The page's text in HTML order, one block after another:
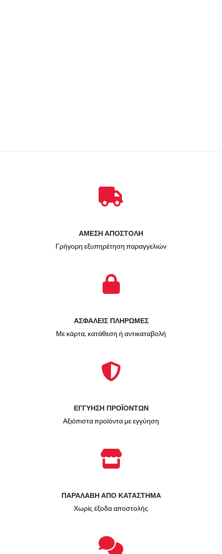
ΑΜΕΣΗ ΑΠΟΣΤΟΛΗ
Γρήγορη εξυπηρέτηση παραγγελιών
ΑΣΦΑΛΕΙΣ ΠΛΗΡΩΜΕΣ
Με κάρτα, κατάθεση ή αντικαταβολή
ΕΓΓΥΗΣΗ ΠΡΟΪΟΝΤΩΝ
Αξιόπιστα προϊόντα με εγγύηση
ΠΑΡΑΛΑΒΗ ΑΠΟ ΚΑΤΑΣΤΗΜΑ
Χωρίς έξοδα αποστολής